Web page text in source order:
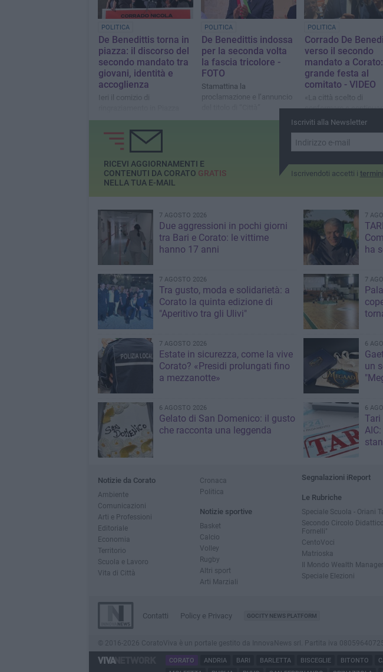
POLITICA
De Benedittis torna in
piazza: il discorso del
secondo mandato tra
giovani, identità e
accoglienza
Ieri il comizio di
Cesare Battisti
POLITICA
De Benedittis indossa
per la seconda volta
la fascia tricolore -
FOTO
Stamattina la
proclamazione e l’annuncio
POLITICA
Corrado De
verso il secondo
mandato a Corato:
grande festa al
comitato - VIDEO
«La città scelto di
confermare e
lavoro svolto»
Iscriviti alla Newsletter
Iscrivendoti accetti i termini
RICEVI AGGIORNAMENTI E
CONTENUTI DA CORATO GRATIS
NELLA TUA E-MAIL
7 AGOSTO 2026
Due aggressioni in pochi giorni
tra Bari e Corato: le vittime
hanno 17 anni
7
ha
7 AGOSTO 2026
Tra gusto, moda e solidarietà: a
Corato la quinta edizione di
"Aperitivo tra gli Ulivi"
7
7 AGOSTO 2026
Estate in sicurezza, come la vive
Corato? «Presidi prolungati fino
a mezzanotte»
6
un
6 AGOSTO 2026
Gelato di San Domenico: il gusto
che racconta una leggenda
6
Tari
Notizie da Corato
Ambiente
Comunicazioni
Arti e Professioni
Editoriale
Economia
Territorio
Scuola e Lavoro
Vita di Città
Cronaca
Politica
Notizie sportive
Basket
Calcio
Volley
Rugby
Altri sport
Arti Marziali
Segnalazioni iReport
Le Rubriche
Speciale Scuola - Oriani
Secondo Circolo
Fornelli"
CentoVoci
Matrioska
Il Mondo Wealth
Speciale Elezioni
Contatti Policy e Privacy GOCITY NEWS PLATFORM
© 2016-2026 CoratoViva è un portale gestito da InnovaNews srl. Partita iva
CORATO ANDRIA BARI BARLETTA BISCEGLIE BITONTO